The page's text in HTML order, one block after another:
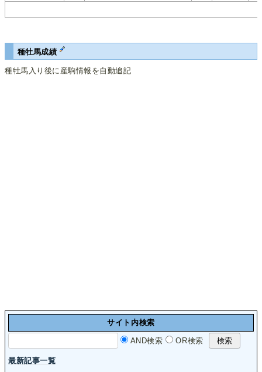
種牡馬成績
種牡馬入り後に産駒情報を自動追記
サイト内検索
AND検索 OR検索
最新記事一覧